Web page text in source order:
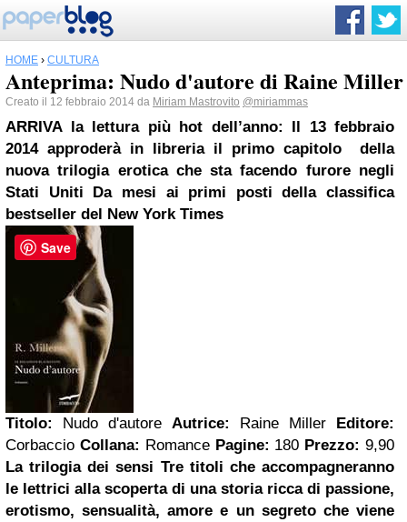
HOME › CULTURA
Anteprima: Nudo d'autore di Raine Miller
Creato il 12 febbraio 2014 da Miriam Mastrovito @miriammas
ARRIVA la lettura più hot dell’anno:
Il 13 febbraio
2014 approderà in libreria il primo capitolo della
nuova trilogia erotica che sta facendo furore negli
Stati Uniti
Da mesi ai primi
posti della classifica
bestseller del New York Times
Titolo: Nudo d'autore Autrice: Raine Miller
Editore:
Corbaccio Collana: Romance Pagine: 180 Prezzo:9,90
La trilogia dei sensi Tre titoli che accompagneranno
le lettrici alla scoperta di una storia ricca di passione,
erotismo, sensualità, amoree un segreto che viene
Save